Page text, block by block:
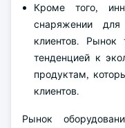
Кроме того,
снаряжении
клиентов. Рынок
тенденцией к
продуктам,
клиентов.
Рынок